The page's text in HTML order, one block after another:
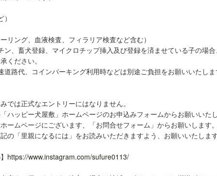
リング、血液検査、フィラリア検査など含む）
ン、畜犬登録、マイクロチップ挿入及び登録を済ませている子の場
ください。
道路代、コインパーキング利用時などは別途ご負担をお願いいたし
では正式なエントリーにはなりません。
ハッピー犬屋敷」ホームページのお申込みフォームからお願いいた
ームページにございます、「お問合せフォーム」からお願いします
の「里親になるには」をお読みいただきますよう、お願いいたしま
https://www.instagram.com/sufure0113/